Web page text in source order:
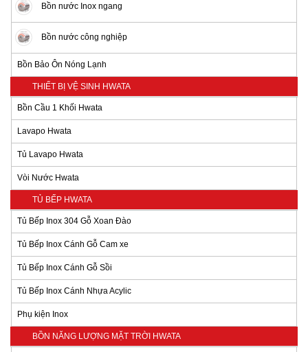
Bồn nước Inox ngang
Bồn nước công nghiệp
Bồn Bảo Ôn Nóng Lạnh
THIẾT BỊ VỆ SINH HWATA
Bồn Cầu 1 Khối Hwata
Lavapo Hwata
Tủ Lavapo Hwata
Vòi Nước Hwata
TỦ BẾP HWATA
Tủ Bếp Inox 304 Gỗ Xoan Đào
Tủ Bếp Inox Cánh Gỗ Cam xe
Tủ Bếp Inox Cánh Gỗ Sồi
Tủ Bếp Inox Cánh Nhựa Acylic
Phụ kiện Inox
BỒN NĂNG LƯỢNG MẶT TRỜI HWATA